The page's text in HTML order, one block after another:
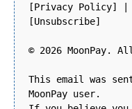
[Privacy Policy] |
[Unsubscribe]
© 2026 MoonPay.
This email was
MoonPay user.